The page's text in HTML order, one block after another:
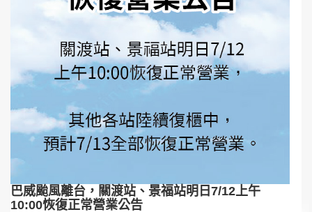
巴威颱風離台，關渡站、景福站明日7/12上午
10:00恢復正常營業公告